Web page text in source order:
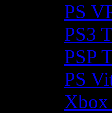
PS
PS3
PSP
PS
Xbox